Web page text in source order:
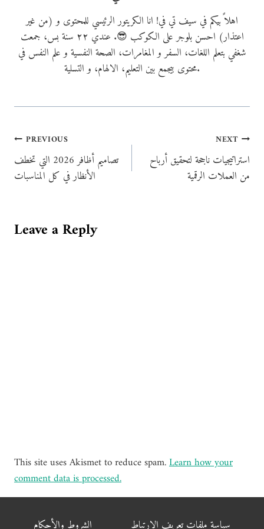
اهلاً بيكم في سيف تي في! انا الكريتور الرئيسي للمحتوى و (من غير
اعتذار) احسن بلوجر على الكوكب 😎. عندي ٢٢ سنة بس، جمعت
شغفي بتعلم اللغات، السفر و المغامرات، الصحة النفسية و علم النفس في
محتوى بيجمع بين التعليم، الالهام، و التسلية.
Post
navigation
PREVIOUS
تصاميم أظافر 2026 التي تخطف
الأنظار في كل المناسبات
NEXT
استراتيجيات ناجحة لتحقيق أرباح
من العملات الرقمية
Leave a Reply
This site uses Akismet to reduce spam.Learn how your
comment data is processed.